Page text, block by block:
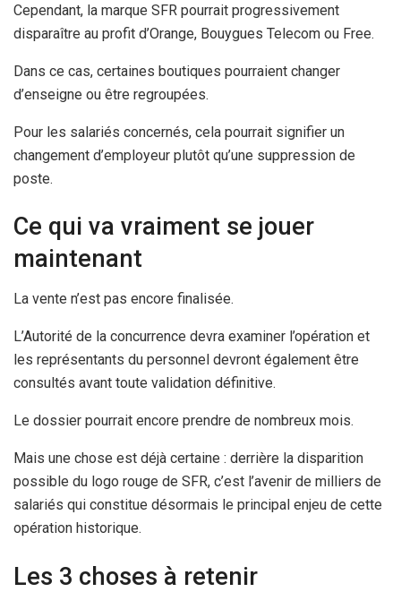
Cependant, la marque SFR pourrait progressivement
disparaître au profit d’Orange, Bouygues Telecom ou Free.
Dans ce cas, certaines boutiques pourraient changer
d’enseigne ou être regroupées.
Pour les salariés concernés, cela pourrait signifier un
changement d’employeur plutôt qu’une suppression de
poste.
Ce qui va vraiment se jouer
maintenant
La vente n’est pas encore finalisée.
L’Autorité de la concurrence devra examiner l’opération et
les représentants du personnel devront également être
consultés avant toute validation définitive.
Le dossier pourrait encore prendre de nombreux mois.
Mais une chose est déjà certaine : derrière la disparition
possible du logo rouge de SFR, c’est l’avenir de milliers de
salariés qui constitue désormais le principal enjeu de cette
opération historique.
Les 3 choses à retenir